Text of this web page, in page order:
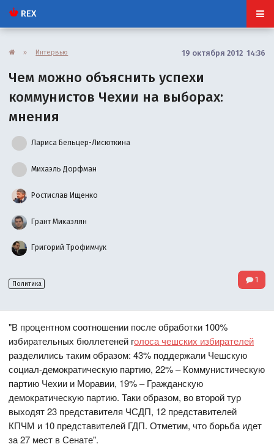
REX
» Интервью 19 октября 2012 14:36
Чем можно объяснить успехи
коммунистов Чехии на выборах:
мнения
Лариса Бельцер-Лисюткина
Михаэль Дорфман
Ростислав Ищенко
Грант Микаэлян
Григорий Трофимчук
Политика 1
"В процентном соотношении после обработки 100%
избирательных бюллетеней голоса чешских избирателей
разделились таким образом: 43% поддержали Чешскую
социал-демократическую партию, 22% – Коммунистическую
партию Чехии и Моравии, 19% – Гражданскую
демократическую партию. Таки образом, во второй тур
выходят 23 представителя ЧСДП, 12 представителей
КПЧМ и 10 представителей ГДП. Отметим, что борьба идет
за 27 мест в Сенате".